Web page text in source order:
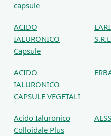
capsule
ACIDO
IALURONICO
Capsule
ACIDO
IALURONICO
CAPSULE VEGETALI
Acido Ialuronico
Colloidale Plus